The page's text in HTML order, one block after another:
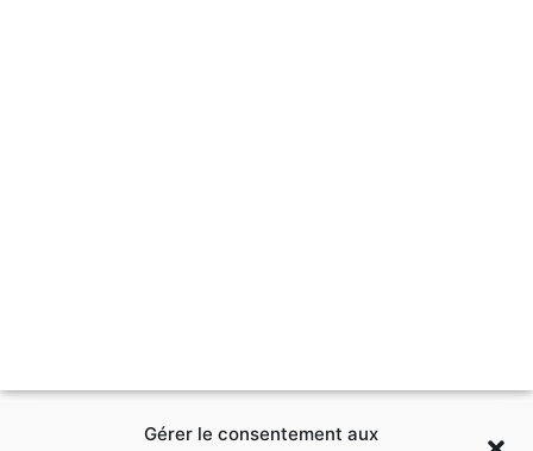
Gérer le consentement aux